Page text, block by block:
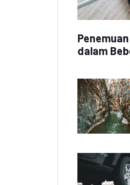
dalam